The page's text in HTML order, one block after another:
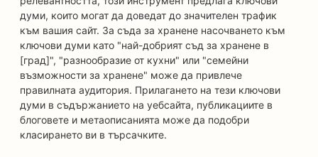
думи, които могат да доведат до значителен трафик
към вашия сайт. За съда за хранене насочването към
ключови думи като "най-добрият съд за хранене в
[град]", "разнообразие от кухни" или "семейни
възможности за хранене" може да привлече
правилната аудитория. Прилагането на тези ключови
думи в съдържанието на уебсайта, публикациите в
блоговете и метаописанията може да подобри
класирането ви в търсачките.